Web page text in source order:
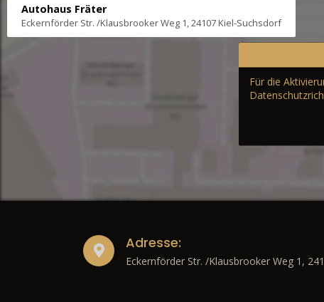
Autohaus Fräter
Eckernförder Str. /Klausbrooker Weg 1, 24107 Kiel-Suchsdorf
Für die
Adresse:
Eckernförder Str. /Klausbrooker Weg 1,